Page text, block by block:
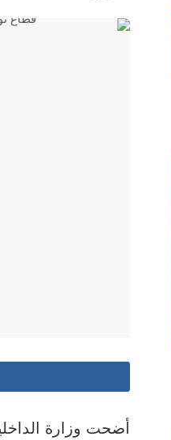
أضحت وزارة